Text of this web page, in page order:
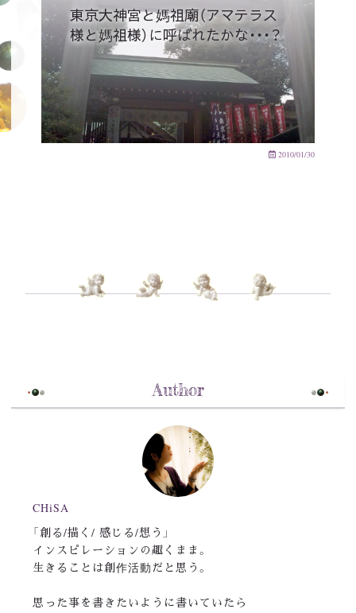
東京大神宮と媽祖廟（アマテラス
様と媽祖様）に呼ばれたかな・・・？
2010/01/30
Author
CHiSA
「創る/描く/ 感じる/想う」
インスピレーションの趣くまま。
生きることは創作活動だと思う。
思った事を書きたいように書いていたら